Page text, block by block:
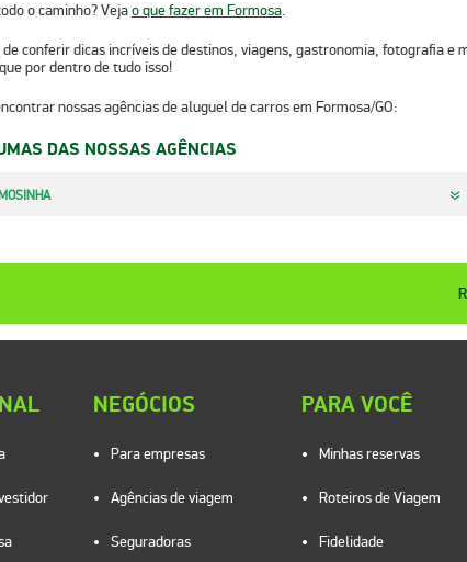
o caminho? Vejao que fazer em Formosa.
conferir dicas incríveis de destinos, viagens, gastronomia, fotografia e
por dentro de tudo isso!
nossas agências dealuguel de carros em Formosa/GO:​​​​
DAS NOSSAS AGÊNCIAS
NEGÓCIOS
Para empresas
Agências de viagem
Seguradoras
PARA VOCÊ
Minhas reservas
Roteiros de Viagem
Fidelidade